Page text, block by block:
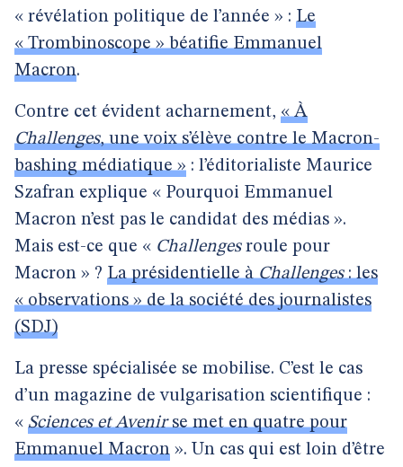
« révélation politique de l’année » : Le
« Trombinoscope » béatifie Emmanuel
Macron.
Contre cet évident acharnement, « À
Challenges, une voix s’élève contre le Macron-
bashing médiatique » : l’éditorialiste Maurice
Szafran explique « Pourquoi Emmanuel
Macron n’est pas le candidat des médias ».
Mais est-ce que « Challenges roule pour
Macron » ? La présidentielle àChallenges: les
« observations » de la société des journalistes
(SDJ)
La presse spécialisée se mobilise. C’est le cas
d’un magazine de vulgarisation scientifique :
« Sciences et Avenirse met en quatre pour
Emmanuel Macron ». Un cas qui est loin d’être